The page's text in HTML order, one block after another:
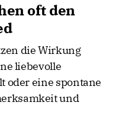
oft den
die Wirkung
liebevolle
oder eine spontane
und